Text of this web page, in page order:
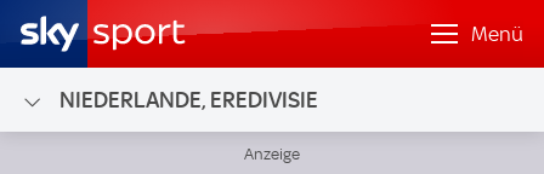
Menü
NIEDERLANDE, EREDIVISIE